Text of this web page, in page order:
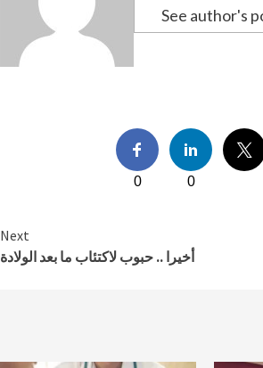
See author's
0
0
Next
أخيرا .. حبوب لاكتئاب ما بعد الولادة